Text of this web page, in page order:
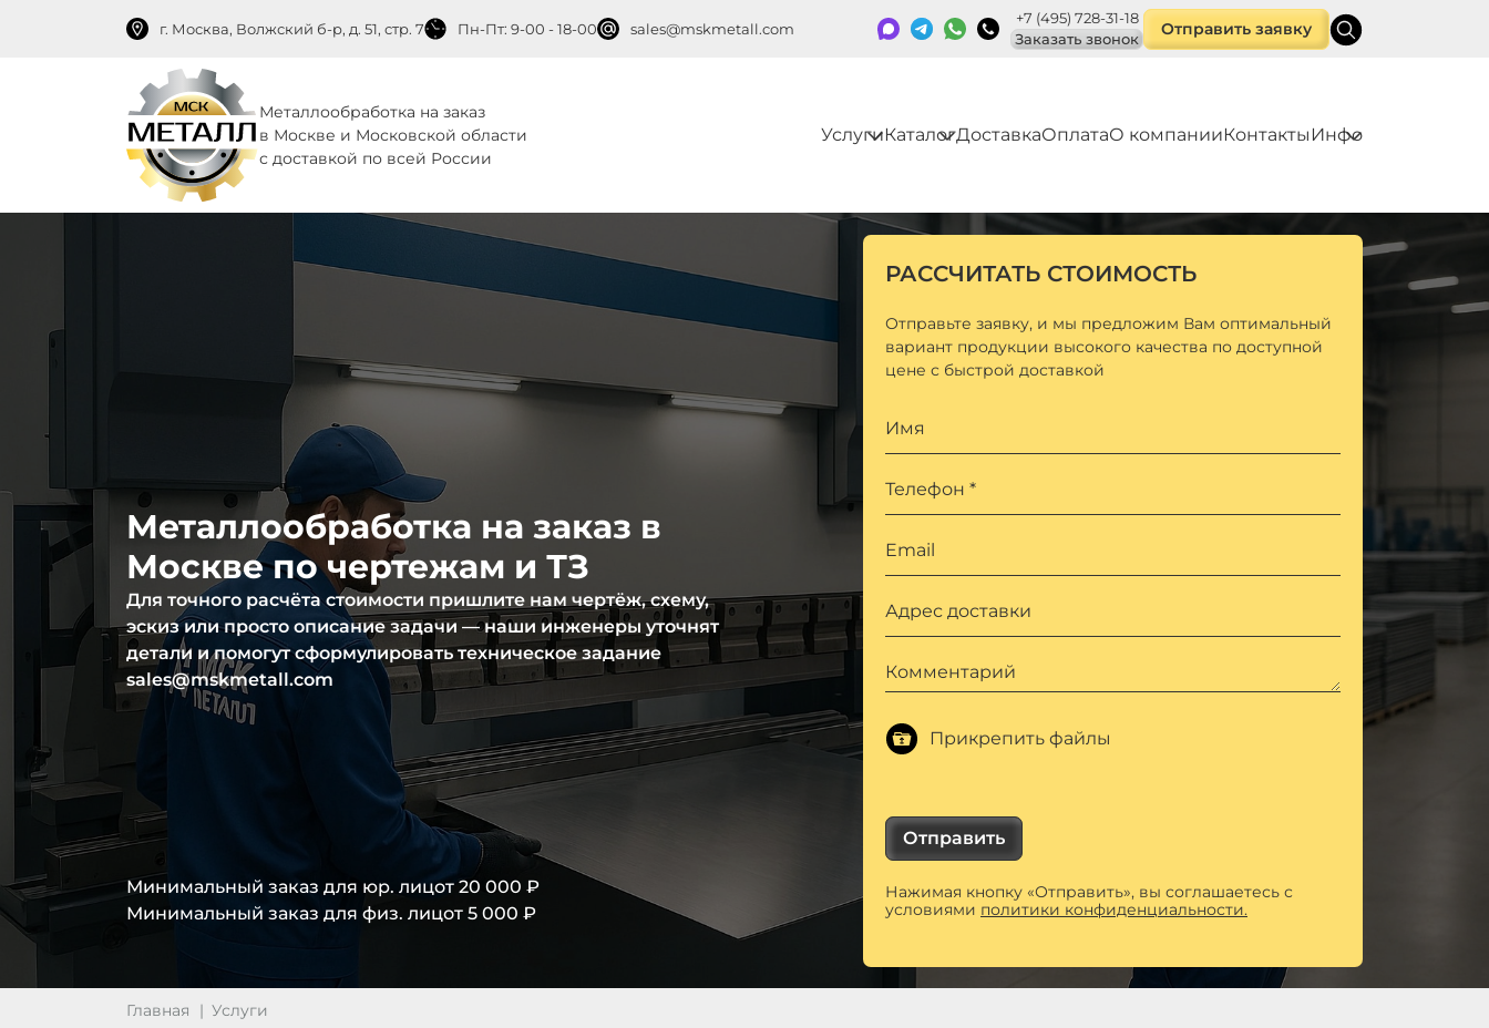
г. Москва, Волжский б-р, д. 51, стр. 7 Пн-Пт: 9-00 - 18-00 sales@mskmetall.com
+7 (495) 728-31-18
Заказать звонок
Отправить заявку
Металлообработка на заказ
в Москве и Московской области
с доставкой по всей России
УслугиКаталогДоставкаОплатаО компанииКонтакты Инфо
Металлообработка на заказ в
Москве по чертежам и ТЗ
Для точного расчёта стоимости пришлите нам чертёж, схему,
эскиз или просто описание задачи — наши инженеры уточнят
детали и помогут сформулировать техническое задание
sales@mskmetall.com
Минимальный заказ для юр. лицот 20 000 ₽
Минимальный заказ для физ. лицот 5 000 ₽
РАССЧИТАТЬ СТОИМОСТЬ
Отправьте заявку, и мы предложим Вам оптимальный
вариант продукции высокого качества по доступной
цене с быстрой доставкой
Имя
Телефон *
Email
Адрес доставки
Комментарий
Прикрепить файлы
Отправить
Нажимая кнопку «Отправить», вы соглашаетесь с
условиями политики конфиденциальности.
Главная Услуги